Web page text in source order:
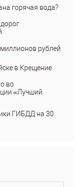
горячая вода?
рублей
в Крещение
во
«Лучший
ГИБДД на 30